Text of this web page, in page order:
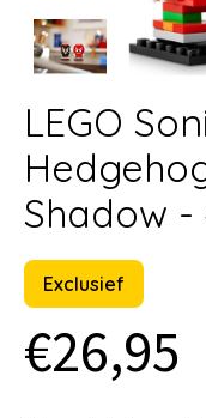
LEGO
Shadow -
Exclusief
€26,95